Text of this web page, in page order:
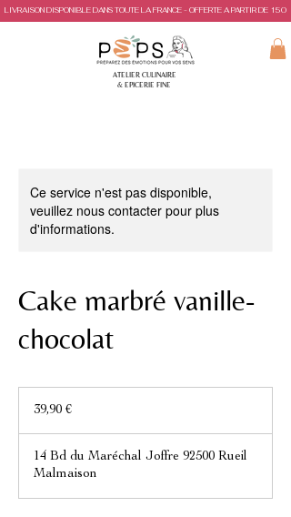
LIVRAISON DISPONIBLE DANS TOUTE LA FRANCE - OFFERTE A PARTIR DE 150€
ATELIER CULINAIRE
& EPICERIE FINE
Ce service n'est pas disponible,
veuillez nous contacter pour plus
d'informations.
Cake marbré vanille-
chocolat
euros
39,90 €
14 Bd du Maréchal Joffre 92500 Rueil
Malmaison